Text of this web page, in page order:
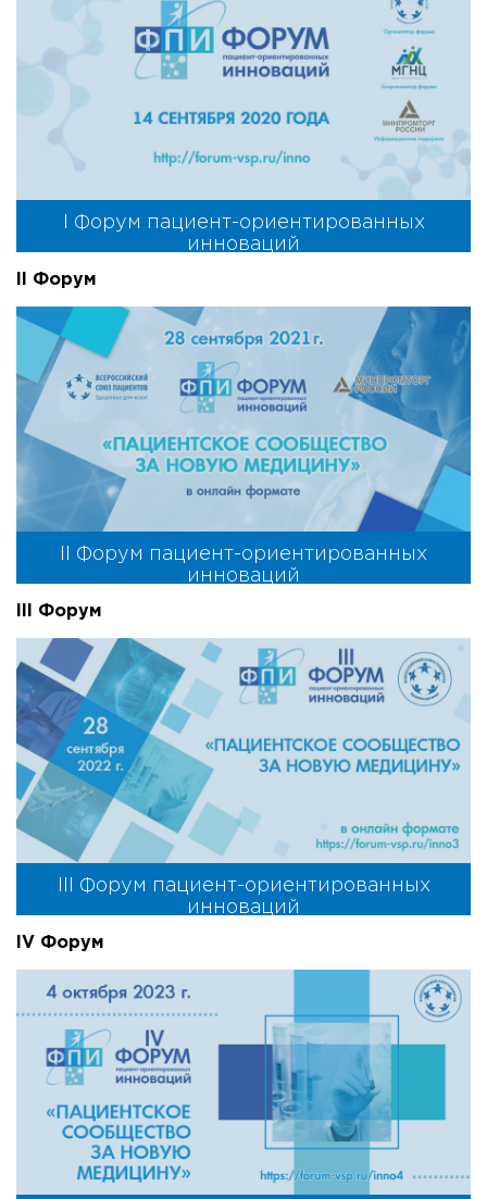
I Форум пациент-ориентированных
инноваций
II Форум
II Форум пациент-ориентированных
инноваций
III Форум
III Форум пациент-ориентированных
инноваций
IV Форум